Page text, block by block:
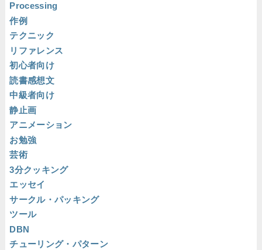
Processing
作例
テクニック
リファレンス
初心者向け
読書感想文
中級者向け
静止画
アニメーション
お勉強
芸術
3分クッキング
エッセイ
サークル・パッキング
ツール
DBN
チューリング・パターン